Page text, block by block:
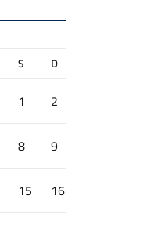
S D
1 2
8 9
15 16